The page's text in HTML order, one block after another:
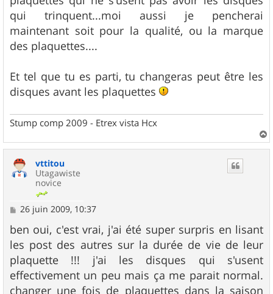
qui trinquent...moi aussi je pencherai
maintenant soit pour la qualité, ou la marque
des plaquettes....
Et tel que tu es parti, tu changeras peut être les
disques avant les plaquettes
Stump comp 2009 - Etrex vista Hcx
a
vttitou
Utagawiste
novice
M
s
s
a
g
e
26 juin 2009, 10:37
ben oui, c'est vrai, j'ai été super surpris en lisant
les post des autres sur la durée de vie de leur
plaquette !!! j'ai les disques qui s'usent
effectivement un peu mais ça me parait normal.
changer une fois de plaquettes dans la saison